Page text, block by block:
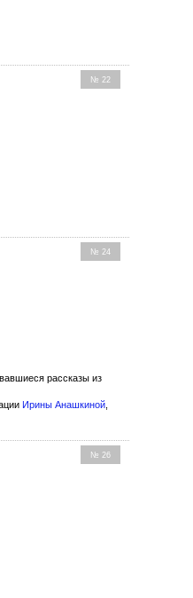
№ 22
№ 24
рассказы из
Ирины Анашкиной
№ 26